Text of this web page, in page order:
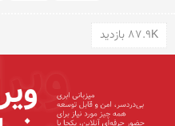
87.9K بازدید